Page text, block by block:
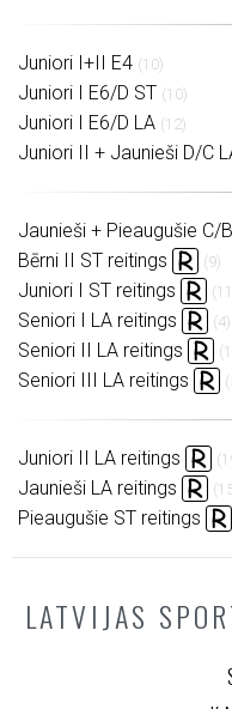
Juniori I+II E4 (10)
Juniori I E6/D ST (10)
Juniori I E6/D LA (12)
Juniori II + Jaunieši D/C
Jaunieši + Pieaugušie C/
Bērni II ST reitings (9)
Juniori I ST reitings
Seniori I LA reitings (4)
Seniori II LA reitings
Seniori III LA reitings
Juniori II LA reitings
Jaunieši LA reitings
Pieaugušie ST reitings
LATVIJAS